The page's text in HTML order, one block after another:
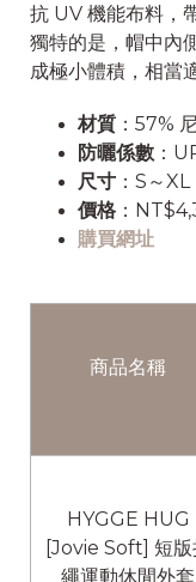
抗 UV 機能布料，
獨特的是，帽中內
成極小體積，相當
材質 ：57%
防曬係數 ：
尺寸 ：S～XL
價格 ：
購買網址
商品名稱
HYGGE HUG
[Jovie Soft] 短版
繩運動休閒外套